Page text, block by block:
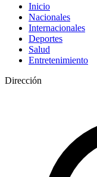
Inicio
Nacionales
Internacionales
Deportes
Salud
Entretenimiento
Dirección